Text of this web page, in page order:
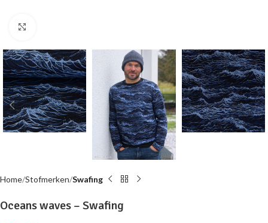
Home Stofmerken Swafing
Oceans waves – Swafing